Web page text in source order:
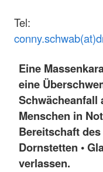
Tel:
c
Eine
eine
Schwächeanfall
Menschen in
Bereitschaft
Dornstetten •
verlassen.